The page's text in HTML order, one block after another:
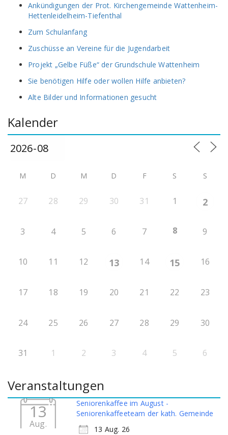
Ankündigungen der Prot. Kirchengemeinde Wattenheim-
Hettenleidelheim-Tiefenthal
Zum Schulanfang
Zuschüsse an Vereine für die Jugendarbeit
Projekt „Gelbe Füße“ der Grundschule Wattenheim
Sie benötigen Hilfe oder wollen Hilfe anbieten?
Alte Bilder und Informationen gesucht
Kalender
M D M D F S S
27 28 29 30 31 1 2
3 4 5 6 7 8 9
10 11 12 13 14 15 16
17 18 19 20 21 22 23
24 25 26 27 28 29 30
31 1 2 3 4 5 6
Veranstaltungen
13
Aug.
Seniorenkaffee im August -
Seniorenkaffeeteam der kath. Gemeinde
13 Aug. 26